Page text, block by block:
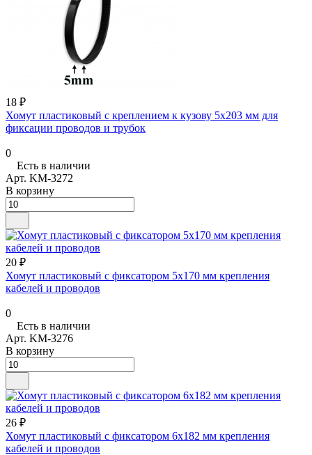
18 ₽
Хомут пластиковый с креплением к кузову 5х203 мм для
фиксации проводов и трубок
0
Есть в наличии
Арт. KM-3272
В корзину
20 ₽
Хомут пластиковый с фиксатором 5х170 мм крепления
кабелей и проводов
0
Есть в наличии
Арт. KM-3276
В корзину
26 ₽
Хомут пластиковый с фиксатором 6х182 мм крепления
кабелей и проводов